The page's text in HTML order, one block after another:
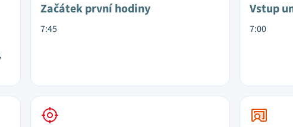
Začátek první hodiny
7:45
Vstup
7:00